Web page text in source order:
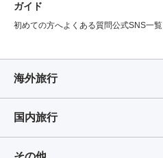
ガイド
初めての方へよくある質問公式SNS一覧
海外旅行
国内旅行